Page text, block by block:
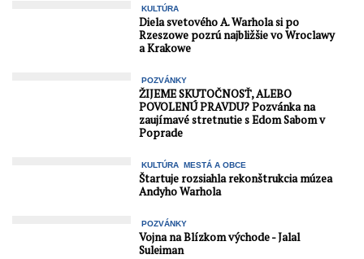
KULTÚRA
Diela svetového A. Warhola si po
Rzeszowe pozrú najbližšie vo Wroclawy
a Krakowe
POZVÁNKY
ŽIJEME SKUTOČNOSŤ, ALEBO
POVOLENÚ PRAVDU? Pozvánka na
zaujímavé stretnutie s Edom Sabom v
Poprade
KULTÚRA MESTÁ A OBCE
Štartuje rozsiahla rekonštrukcia múzea
Andyho Warhola
POZVÁNKY
Vojna na Blízkom východe - Jalal
Suleiman